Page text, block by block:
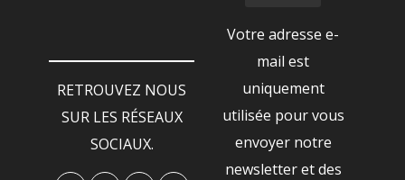
RETROUVEZ NOUS
SUR LES RÉSEAUX
SOCIAUX.
Votre adresse e-
mail est
uniquement
utilisée pour vous
envoyer notre
newsletter et des